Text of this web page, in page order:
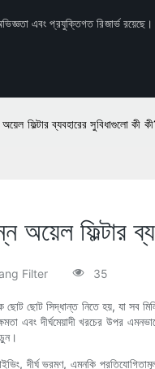
এবং প্রযুক্তিগত রিজার্ভ রয়েছে।
ফিল্টার ব্যবহারের সুবিধাগুলো কী
অয়েল ফিল্টার
Filter 35
ছোট সিদ্ধান্ত নিতে হয়, যা সব
এবং দীর্ঘমেয়াদী খরচের উপর
দীর্ঘ ভ্রমণ, এমনকি